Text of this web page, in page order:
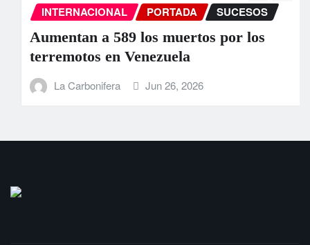
INTERNACIONAL PORTADA SUCESOS
Aumentan a 589 los muertos por los
terremotos en Venezuela
La Carbonifera Jun 26, 2026